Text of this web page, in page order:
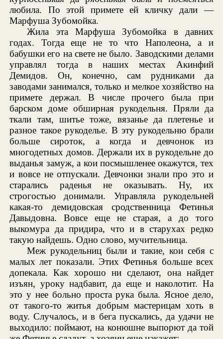
любила. По этой примете ей кличку дали —
Марфуша Зубомойка.
Жила эта Марфуша Зубомойка в давних
годах. Тогда еще не то что Наполеона, а и
бабушки его на свете не было. Заводскими делами
управлял тогда в наших местах Акинфий
Демидов. Он, конечно, сам рудниками да
заводами занимался, только и мелкое хозяйство на
примете держал. В числе прочего была при
барском доме обширная рукодельня. Пряли да
ткали там, шитье тоже, вязанье да плетенье и
разное такое рукоделье. В эту рукодельню брали
больше сироток, а когда и девчонок из
многодетных домов. Держали их в рукодельне до
выданья замуж, а кои посмышленее окажутся, тех
и вовсе не отпускали. Девчонки знали про это и
старались раденья не оказывать. Ну, их
строгостью донимали. Управляла рукодельней
какая-то демидовская сродственница Фетинья
Давыдовна. Вовсе еще не старая, а до того
выкомура да придира, что и в старухах редко
такую найдешь. Одно слово, мучительница.
Меж рукодельниц были и такие, кои себя с
малых лет показали. Этих Фетинья больше всех
допекала. Как хорошо ни сделают, она найдет
изъян, уроку надбавит, да еще и наколотит. На
это у нее больно проста рука была. Ясное дело,
от такого-то житья добрым мастерицам хоть в
воду. Случалось, и в бега пускались, да удачи не
выходило: поймают, на конюшне выпорют да той